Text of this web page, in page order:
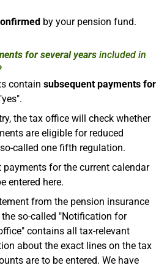
by your pension fund.
for several years included in
contain subsequent payments for
the tax office will check whether
are eligible for reduced
called one fifth regulation.
payments for the current calendar
entered here.
from the pension insurance
so-called "Notification for
contains all tax-relevant
about the exact lines on the tax
are to be entered. We have